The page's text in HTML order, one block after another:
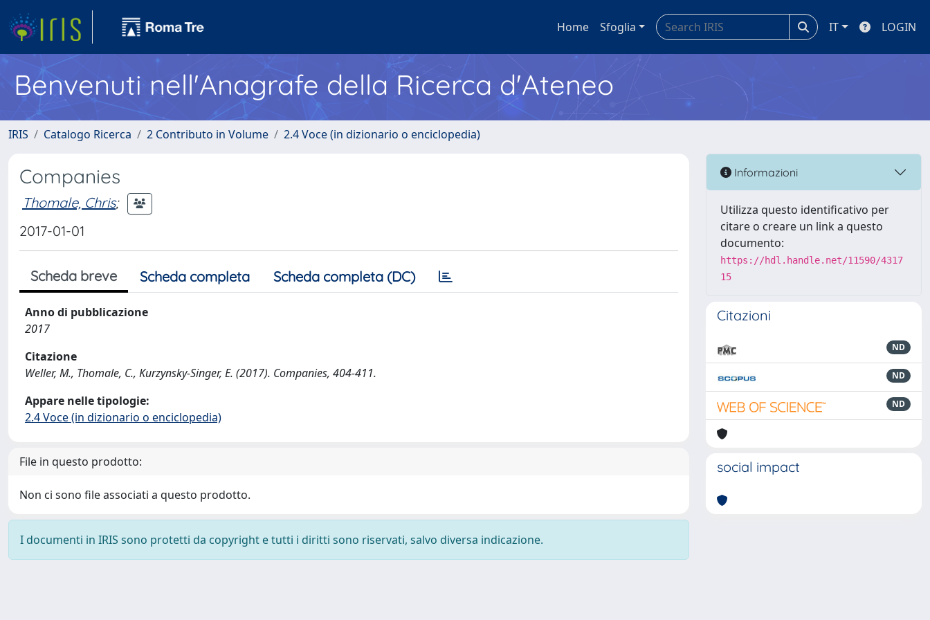
Home Sfoglia IT LOGIN
Benvenuti nell'Anagrafe della Ricerca d'Ateneo
IRIS Catalogo Ricerca 2 Contributo in Volume 2.4 Voce (in dizionario o enciclopedia)
Companies
Thomale, Chris;
2017-01-01
Scheda breve Scheda completa Scheda completa (DC)
Anno di pubblicazione
2017
Citazione
Weller, M., Thomale, C., Kurzynsky-Singer, E. (2017). Companies, 404-411.
Appare nelle tipologie:
2.4 Voce (in dizionario o enciclopedia)
File in questo prodotto:
Non ci sono file associati a questo prodotto.
I documenti in IRIS sono protetti da copyright e tutti i diritti sono riservati, salvo diversa indicazione.
Informazioni
Utilizza questo identificativo per
citare o creare un link a questo
documento:
https://hdl.handle.net/11590/4317
15
Citazioni
ND
ND
ND
social impact